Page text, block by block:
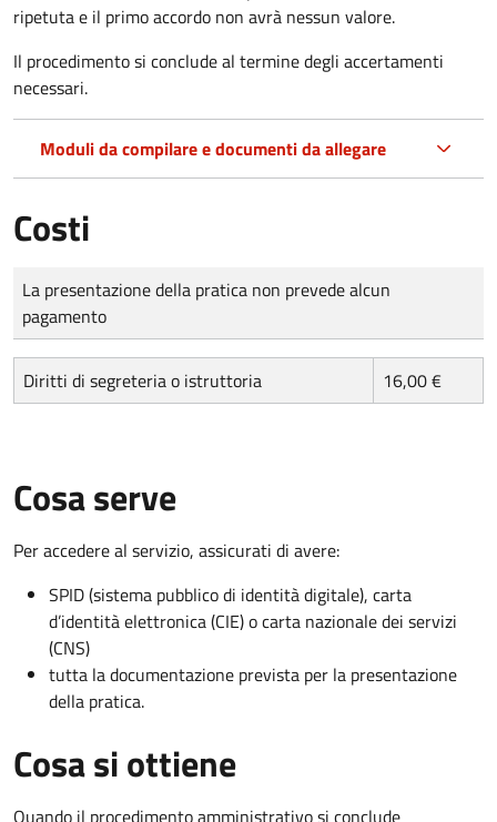
ripetuta e il primo accordo non avrà nessun valore.
Il procedimento si conclude al termine degli accertamenti
necessari.
Moduli da compilare e documenti da allegare
Costi
Tipo di pagamento
Importo
La presentazione della pratica non prevede alcun
pagamento
Diritti di segreteria o istruttoria 16,00 €
Cosa serve
Per accedere al servizio, assicurati di avere:
SPID (sistema pubblico di identità digitale), carta
d’identità elettronica (CIE) o carta nazionale dei servizi
(CNS)
tutta la documentazione prevista per la presentazione
della pratica.
Cosa si ottiene
Quando il procedimento amministrativo si conclude